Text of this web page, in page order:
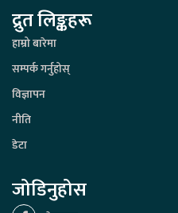
द्रुत लिङ्कहरू
हाम्रो बारेमा
सम्पर्क गर्नुहोस्
विज्ञापन
नीति
डेटा
जोडिनुहोस